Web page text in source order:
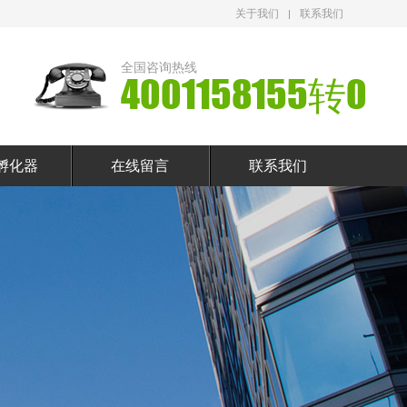
关于我们 联系我们
全国咨询热线
4001158155转0
化器 在线留言 联系我们